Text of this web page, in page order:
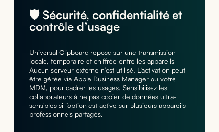
🛡️ Sécurité, confidentialité et
contrôle d’usage
Universal Clipboard repose sur une transmission
locale, temporaire et chiffrée entre les appareils.
Aucun serveur externe n’est utilisé. L’activation peut
être gérée via Apple Business Manager ou votre
MDM, pour cadrer les usages. Sensibilisez les
collaborateurs à ne pas copier de données ultra-
sensibles si l’option est active sur plusieurs appareils
professionnels partagés.